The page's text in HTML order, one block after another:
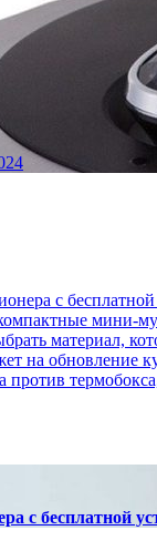
с
мини-
материал,
на обновление
с бесплатной